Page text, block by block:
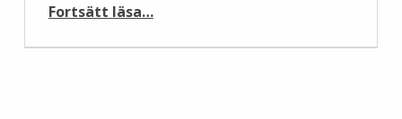
Fortsätt läsa…